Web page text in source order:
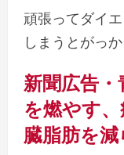
頑張ってダイ
しまうとがっ
新聞広告
を燃やす
臓脂肪を減